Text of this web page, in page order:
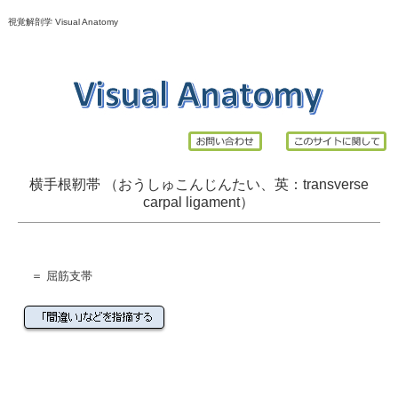
視覚解剖学 Visual Anatomy
横手根靭帯 （おうしゅこんじんたい、英： transverse
carpal
ligament）
＝ 屈筋支帯